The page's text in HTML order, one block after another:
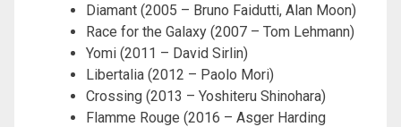
Diamant (2005 – Bruno Faidutti, Alan Moon)
Race for the Galaxy (2007 – Tom Lehmann)
Yomi (2011 – David Sirlin)
Libertalia (2012 – Paolo Mori)
Crossing (2013 – Yoshiteru Shinohara)
Flamme Rouge (2016 – Asger Harding